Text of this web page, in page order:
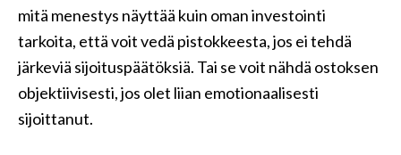
mitä menestys näyttää kuin oman investointi
tarkoita, että voit vedä pistokkeesta, jos ei tehdä
järkeviä sijoituspäätöksiä. Tai se voit nähdä ostoksen
objektiivisesti, jos olet liian emotionaalisesti
sijoittanut.